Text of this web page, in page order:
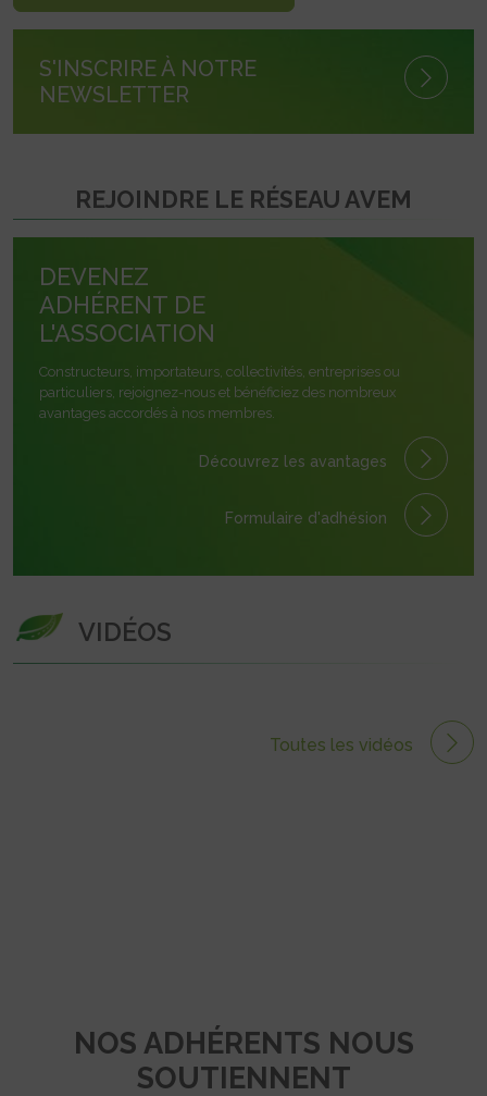
S'INSCRIRE À NOTRE
NEWSLETTER
REJOINDRE LE RÉSEAU AVEM
DEVENEZ
ADHÉRENT DE
L'ASSOCIATION
Constructeurs, importateurs, collectivités, entreprises ou
particuliers, rejoignez-nous et bénéficiez des nombreux
avantages accordés à nos membres.
Découvrez les avantages
Formulaire d'adhésion
VIDÉOS
Toutes les vidéos
NOS ADHÉRENTS NOUS
SOUTIENNENT